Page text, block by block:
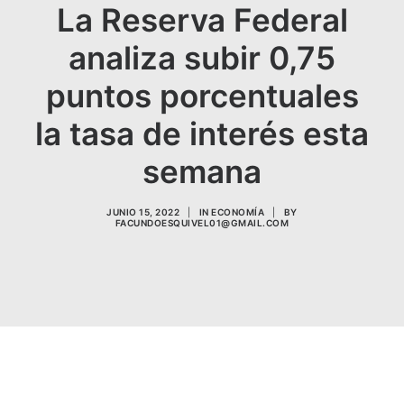
FINANCIAMIENTO PYME
CONTACTO
COMENZAR A OPERAR
La Reserva Federal
analiza subir 0,75
puntos porcentuales
la tasa de interés esta
semana
JUNIO 15, 2022 INECONOMÍA
BY
FACUNDOESQUIVEL01@GMAIL.COM